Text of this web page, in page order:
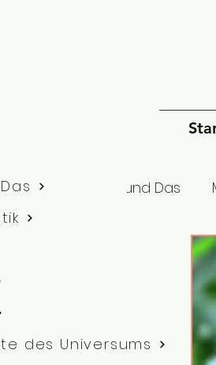
Artikel Dies und Das
Sprache
des Universums